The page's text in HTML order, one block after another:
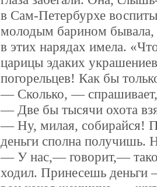
в Сам-Петербурхе
молодым барином бывала,
в этих нарядах имела.
царицы эдаких
погорельцев! Как бы
— Сколько, —
— Две бы тысячи охота
— Ну, милая, собирайся!
деньги сполна получишь.
— У нас,— говорит,—
ходил. Принесешь